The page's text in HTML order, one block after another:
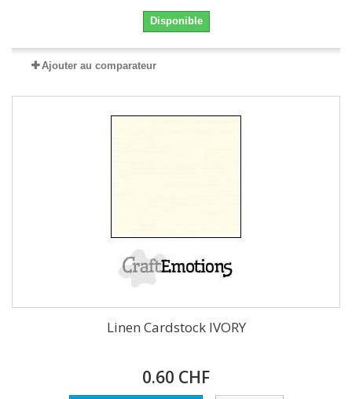
Disponible
Ajouter au comparateur
Linen Cardstock IVORY
0.60 CHF